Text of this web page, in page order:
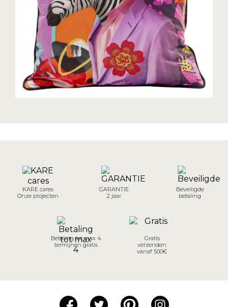
KARE cares
Onze projecten
GARANTIE
2 jaar
Beveiligde
betaling
Betaling tot max 4
termijnen gratis
Gratis
verzenden
vanaf 500€